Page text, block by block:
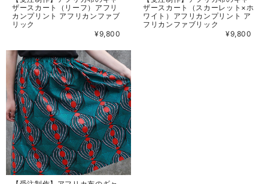
ザースカート（リーフ）アフリ
カンプリント アフリカンファブ
リック
¥9,800
ザースカート（スカーレット×ホ
ワイト）アフリカンプリント ア
フリカンファブリック
¥9,800